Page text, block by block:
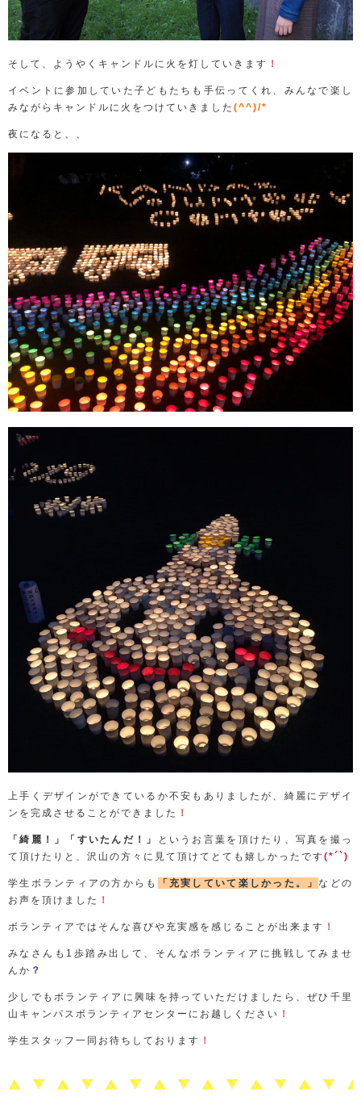
そして、ようやくキャンドルに火を灯していきます ！
イベントに参加していた子どもたちも手伝ってくれ、みんなで楽し
みながらキャンドルに火をつけていきました (^^)/*
夜になると、、
上手くデザインができているか不安もありましたが、綺麗にデザイ
ンを完成させることができました ！
「綺麗！」「すいたんだ！」
というお言葉を頂けたり、写真を撮っ
て頂けたりと、沢山の方々に見て頂けてとても嬉しかったです(*´`)
学生ボランティアの方からも 「充実していて楽しかった。」などの
お声を頂けました ！
ボランティアではそんな喜びや充実感を感じることが出来ます ！
みなさんも1歩踏み出して、そんなボランティアに挑戦してみませ
んか ？
少しでもボランティアに興味を持っていただけましたら、ぜひ千里
山キャンパスボランティアセンターにお越しください ！
学生スタッフ一同お待ちしております ！